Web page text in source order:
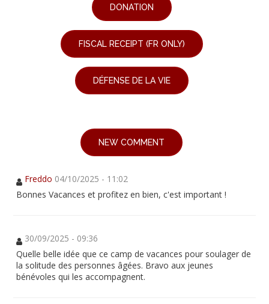
DONATION
FISCAL RECEIPT (FR ONLY)
DÉFENSE DE LA VIE
NEW COMMENT
Freddo 04/10/2025 - 11:02
Bonnes Vacances et profitez en bien, c'est important !
30/09/2025 - 09:36
Quelle belle idée que ce camp de vacances pour soulager de
la solitude des personnes âgées. Bravo aux jeunes
bénévoles qui les accompagnent.